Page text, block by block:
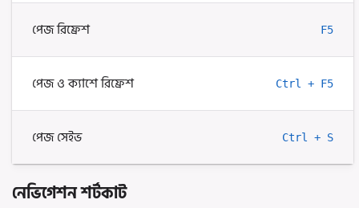
পেজ রিফ্রেশ F5
পেজ ও ক্যাশে রিফ্রেশ Ctrl + F5
পেজ সেইভ Ctrl + S
নেভিগেশন শর্টকাট